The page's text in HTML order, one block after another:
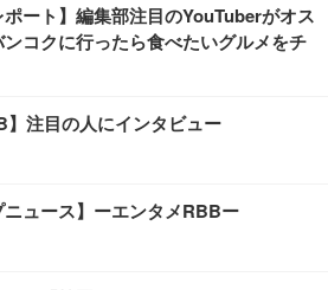
ポート】編集部注目のYouTuberがオス
コクに行ったら食べたいグルメをチ
】注目の人にインタビュー
ニュース】ーエンタメRBBー